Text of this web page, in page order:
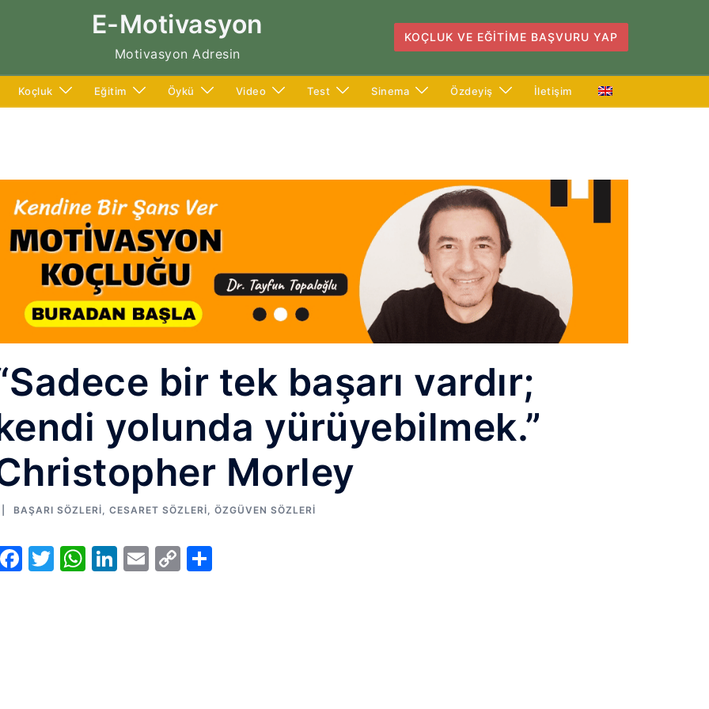
E-Motivasyon
Motivasyon Adresin
KOÇLUK VE EĞITIME BAŞVURU YAP
Koçluk Eğitim Öykü Video Test Sinema Özdeyiş İletişim
bir tek başarı vardır;
yolunda yürüyebilmek.”
Morley
BAŞARI SÖZLERI CESARET SÖZLERI ÖZGÜVEN SÖZLERI
Facebook
Twitter
WhatsApp
LinkedIn
Email
CopyShare